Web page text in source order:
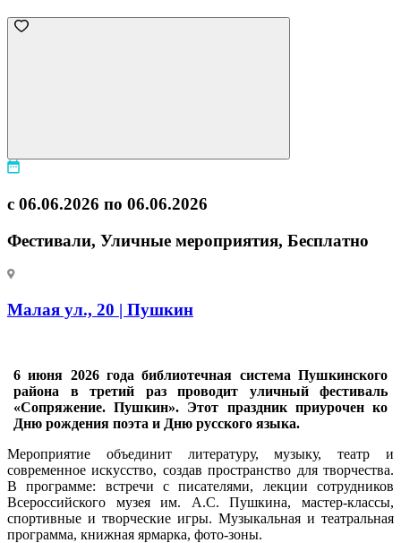
с 06.06.2026 по 06.06.2026
Фестивали, Уличные мероприятия, Бесплатно
Малая ул., 20 | Пушкин
6 июня 2026 года библиотечная система Пушкинского
района в третий раз проводит уличный фестиваль
«Сопряжение. Пушкин». Этот праздник приурочен ко
Дню рождения поэта и Дню русского языка.
Мероприятие объединит литературу, музыку, театр и
современное искусство, создав пространство для творчества.
В программе: встречи с писателями, лекции сотрудников
Всероссийского музея им. А.С. Пушкина, мастер-классы,
спортивные и творческие игры. Музыкальная и театральная
программа, книжная ярмарка, фото-зоны.